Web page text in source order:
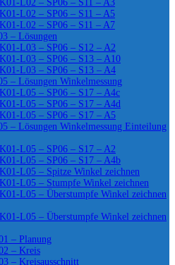
L02 – SP06 – S11 – A3
L02 – SP06 – S11 – A5
L02 – SP06 – S11 – A7
– Lösungen
L03 – SP06 – S12 – A2
L03 – SP06 – S13 – A10
L03 – SP06 – S13 – A4
– Lösungen Winkelmessung
L05 – SP06 – S17 – A4c
L05 – SP06 – S17 – A4d
L05 – SP06 – S17 – A5
– Lösungen Winkelmessung Einteilung
L05 – SP06 – S17 – A2
L05 – SP06 – S17 – A4b
L05 – Spitze Winkel zeichnen
L05 – Stumpfe Winkel zeichnen
L05 – Überstumpfe Winkel zeichnen
L05 – Überstumpfe Winkel zeichnen
– Planung
– Kreis
– Kreisausschnitt